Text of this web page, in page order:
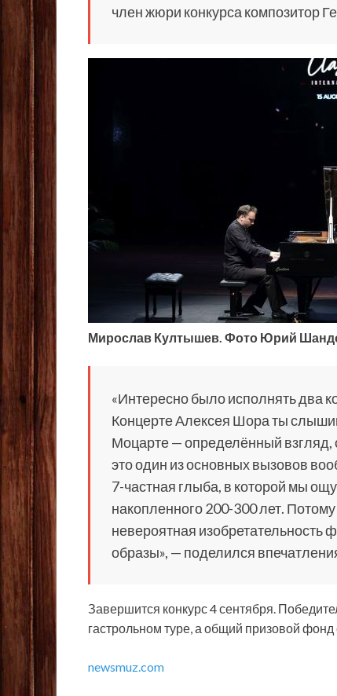
член жюри конкурса композитор
Мирослав Култышев. Фото Юрий
«Интересно было исполнять два
Концерте Алексея Шора ты
Моцарте — определённый
это один из основных вызовов
7-частная глыба, в которой мы
накопленного 200-300 лет.
невероятная
образы», — поделился
Завершится конкурс 4 сентября.
гастрольном туре, а общий призовой фонд
newsmuz.com